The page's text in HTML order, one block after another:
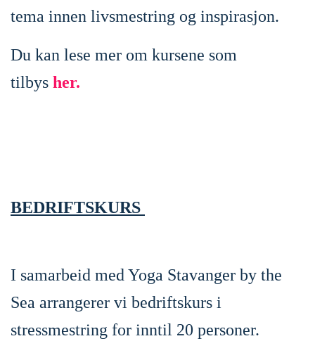
tema innen livsmestring og inspirasjon.
Du kan lese mer om kursene som
tilbys her.
BEDRIFTSKURS
I samarbeid med Yoga Stavanger by the
Sea arrangerer vi bedriftskurs i
stressmestring for inntil 20 personer.